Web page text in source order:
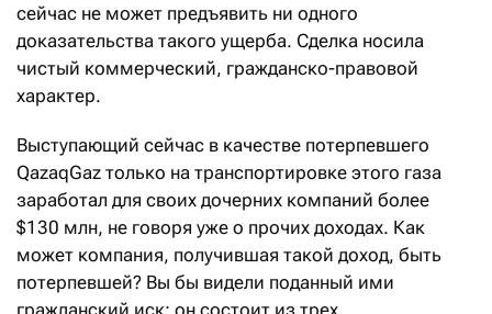
сейчас не может предъявить ни одного
доказательства такого ущерба. Сделка носила
чистый коммерческий, гражданско-правовой
характер.
Выступающий сейчас в качестве потерпевшего
QazaqGaz только на транспортировке этого газа
заработал для своих дочерних компаний более
$130 млн, не говоря уже о прочих доходах. Как
может компания, получившая такой доход, быть
потерпевшей? Вы бы видели поданный ими
гражданский иск: он состоит из трех